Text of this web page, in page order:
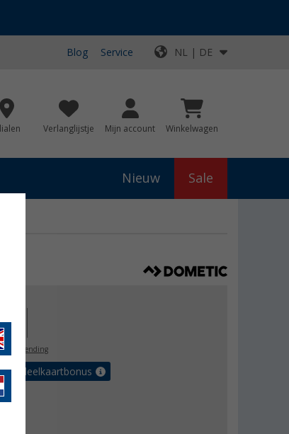
Blog Service NL | DE
Verlanglijstje Mijn account Winkelwagen
Nieuw Sale
verzending